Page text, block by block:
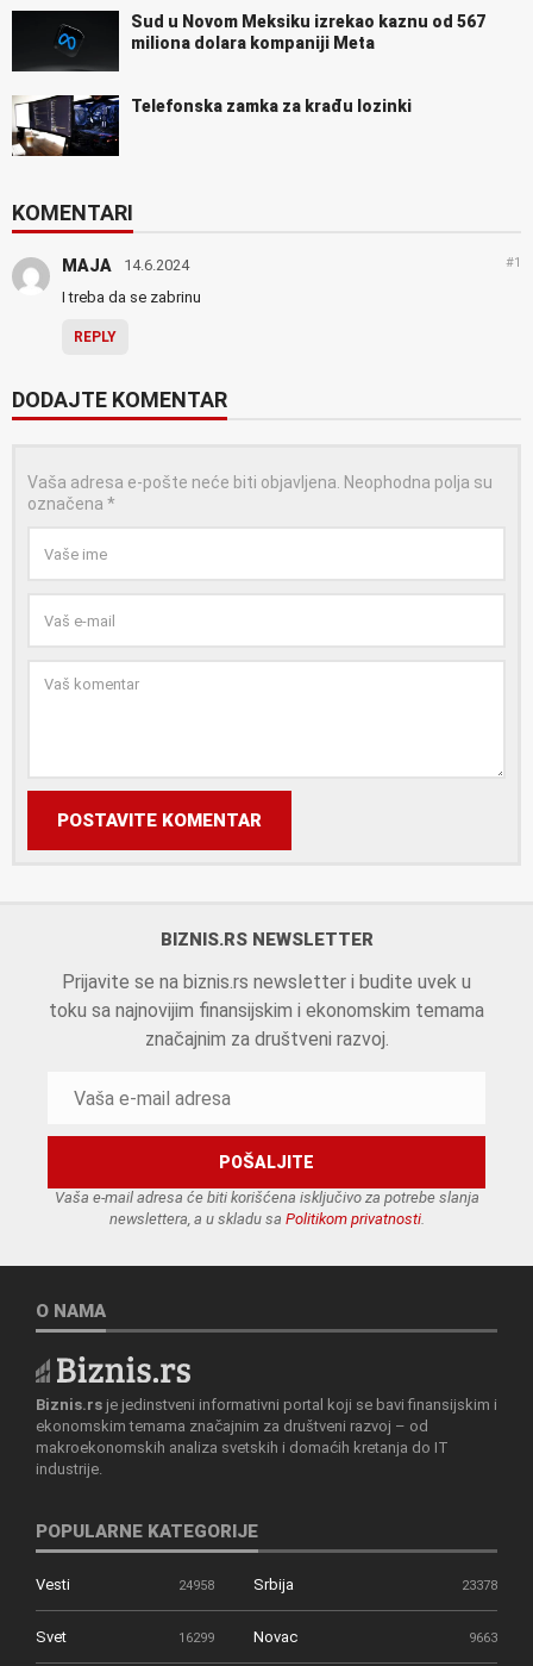
Sud u Novom Meksiku izrekao kaznu od 567
miliona dolara kompaniji Meta
Telefonska zamka za krađu lozinki
KOMENTARI
MAJA 14.6.2024 #1
I treba da se zabrinu
REPLY
DODAJTE KOMENTAR
Vaša adresa e-pošte neće biti objavljena. Neophodna polja su
označena *
POSTAVITE KOMENTAR
BIZNIS.RS NEWSLETTER
Prijavite se na biznis.rs newsletter i budite uvek u
toku sa najnovijim finansijskim i ekonomskim temama
značajnim za društveni razvoj.
Vaša e-mail adresa će biti korišćena isključivo za potrebe slanja
newslettera, a u skladu sa Politikom privatnosti.
O NAMA
Biznis.rs je jedinstveni informativni portal koji se bavi finansijskim i
ekonomskim temama značajnim za društveni razvoj – od
makroekonomskih analiza svetskih i domaćih kretanja do IT
industrije.
POPULARNE KATEGORIJE
Vesti 24958 Srbija 23378
Svet 16299 Novac 9663